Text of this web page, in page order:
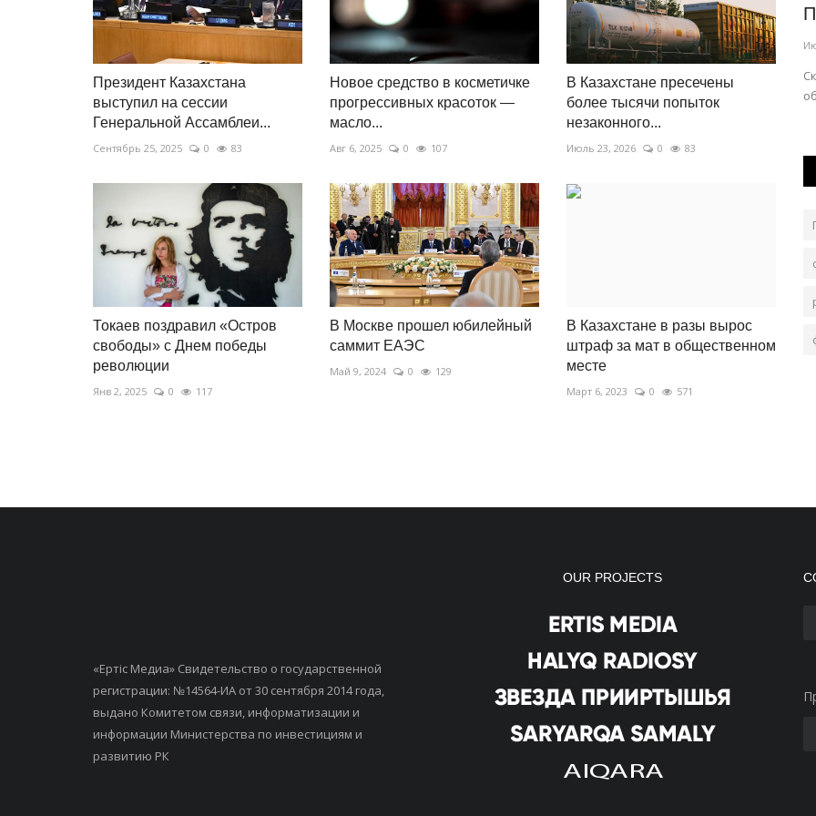
Президент Казахстана
выступил на сессии
Генеральной Ассамблеи...
Сентябрь 25, 2025 0 83
Новое средство в косметичке
прогрессивных красоток —
масло...
Авг 6, 2025 0 107
В Казахстане пресечены
более тысячи попыток
незаконного...
Июль 23, 2026 0 83
Токаев поздравил «Остров
свободы» с Днем победы
революции
Янв 2, 2025 0 117
В Москве прошел юбилейный
саммит ЕАЭС
Май 9, 2024 0 129
В Казахстане в разы вырос
штраф за мат в общественном
месте
Март 6, 2023 0 571
республиканский турнир по
фигурному...
Торжественное открытие состоялось 28 марта в
Ледовом дворце «Астана».
области простили взыскания
154
В стране вступил в действие закон «Об амнистии» в
связи с принятием новой Конституции.
«Ертiс Медиа» Свидетельство о государственной
регистрации: №14564-ИА от 30 сентября 2014 года,
выдано Комитетом связи, информатизации и
информации Министерства по инвестициям и
развитию РК
OUR PROJECTS